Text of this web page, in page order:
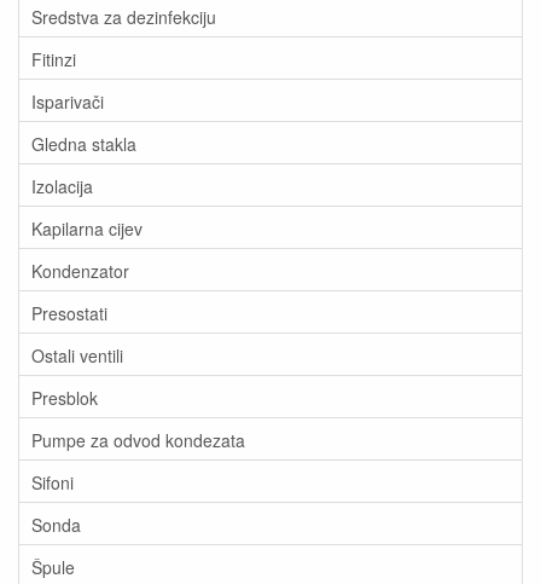
Sredstva za dezinfekciju
Fitinzi
Isparivači
Gledna stakla
Izolacija
Kapilarna cijev
Kondenzator
Presostati
Ostali ventili
Presblok
Pumpe za odvod kondezata
Sifoni
Sonda
Špule